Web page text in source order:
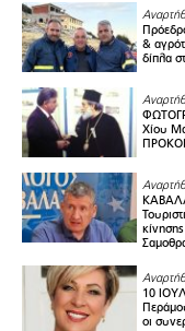
&
δίπλα
Χίου
10
οι